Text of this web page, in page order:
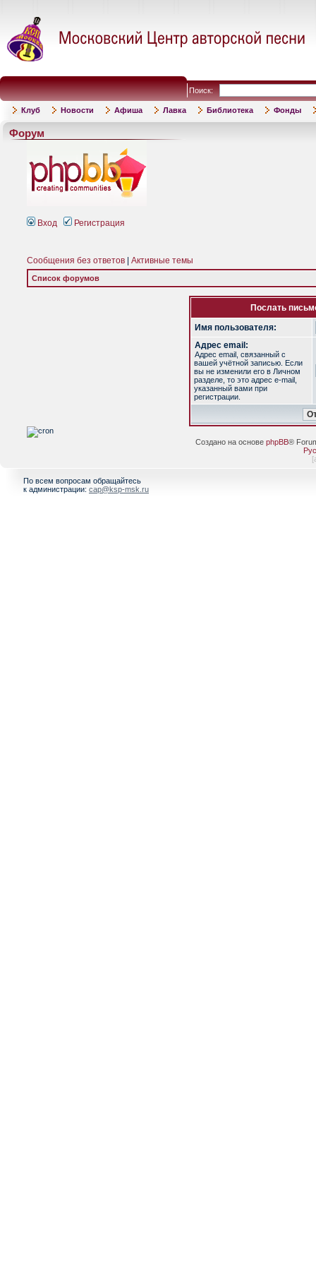
Поиск:
Клуб Новости Афиша Лавка Библиотека Фонды
Форум
Вход Регистрация
Сообщения без ответов Активные темы
Список форумов
Послать
Имя пользователя:
Адрес email:
Адрес email, связанный с
вашей учётной записью. Если
вы не изменили его в Личном
разделе, то это адрес e-mail,
указанный вами при
регистрации.
Создано на основе phpBB®
[
По всем вопросам обращайтесь
к администрации: cap@ksp-msk.ru